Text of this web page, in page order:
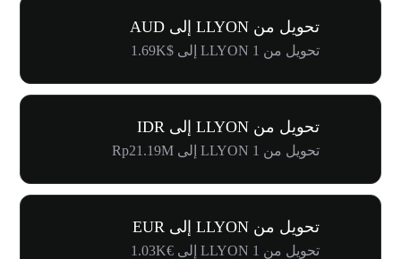
تحويل من LLYON إلى AUD
تحويل من 1 LLYON إلى $1.69K
تحويل من LLYON إلى IDR
تحويل من 1 LLYON إلى Rp21.19M
تحويل من LLYON إلى EUR
تحويل من 1 LLYON إلى €1.03K